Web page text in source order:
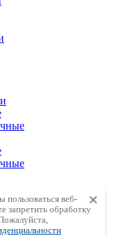
с
веб-
запретить обработку